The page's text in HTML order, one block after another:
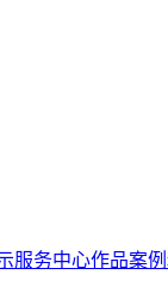
服务中心作品案例